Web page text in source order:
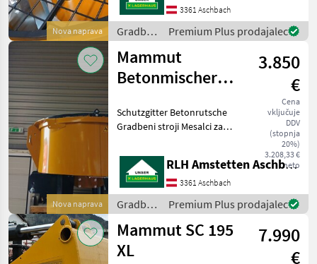
Nova naprava
3361 Aschbach
Gradbeni
stroji /
Mammut
Premium Plus prodajalec
Nova naprava
Mammut
Betonmischer
125
3.850
€
Cena
vključuje
DDV
(stopnja
20%)
3.208,33 €
neto
Schutzgitter Betonrutsche
Gradbeni stroji Mesalci za
RLH Amstetten Aschbach
3361 Aschbach
Gradbeni
stroji /
Mammut
Premium Plus prodajalec
Mammut SC 195
XL
7.990
€